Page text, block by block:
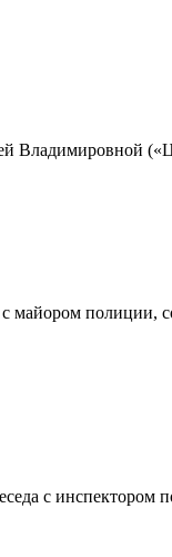
Владимировной
с майором
беседа с